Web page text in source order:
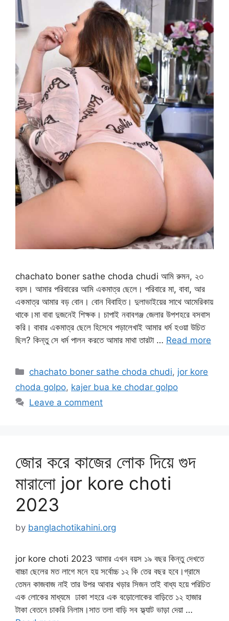
chachato boner sathe choda chudi আমি রুমন, ২৩
বয়স। আমার পরিবারের আমি একমাত্র ছেলে। পরিবারে মা, বাবা, আর
একমাত্র আমার বড় বোন। বোন বিবাহিত। দুলাভাইয়ের সাথে আমেরিকায়
থাকে।মা বাবা দুজনেই শিক্ষক। চাপাই নবাবগঞ্জ জেলার উপশহরে বসবাস
করি। বাবার একমাত্র ছেলে হিসেবে পড়ালেখাই আমার ধর্ম হওয়া উচিত
ছিল? কিন্তু সে ধর্ম পালন করতে আমার মাথা তারটা … Read more
Categories
chachato boner sathe choda chudi, jor kore
choda golpo, kajer bua ke chodar golpo
Leave a comment
জোর করে কাজের লোক দিয়ে গুদ
মারালো jor kore choti
2023
by banglachotikahini.org
jor kore choti 2023 আমার এখন বয়স ১৯ বছর কিন্তু দেখতে
বাচ্চা ছেলের মত লাগে মনে হয় সর্বোচ্চ ১২ কি তের বছর হবে।গ্রামে
তেমন কাজবাজ নাই তার উপর আবার খড়ার সিজন তাই বাধ্য হয়ে পরিচিত
এক লোকের মাধ্যমে ঢাকা শহরে এক বড়োলোকের বাড়িতে ১২ হাজার
টাকা বেতনে চাকরি নিলাম।সাত তলা বাড়ি সব ফ্ল্যাট ভাড়া দেয়া …